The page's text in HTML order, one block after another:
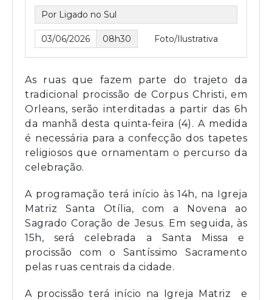
Por Ligado no Sul
03/06/2026 08h30 Foto/Ilustrativa
As ruas que fazem parte do trajeto da
tradicional procissão de Corpus Christi, em
Orleans, serão interditadas a partir das 6h
da manhã desta quinta-feira (4). A medida
é necessária para a confecção dos tapetes
religiosos que ornamentam o percurso da
celebração.
A programação terá início às 14h, na Igreja
Matriz Santa Otília, com a Novena ao
Sagrado Coração de Jesus. Em seguida, às
15h, será celebrada a Santa Missa e
procissão com o Santíssimo Sacramento
pelas ruas centrais da cidade.
A procissão terá início na Igreja Matriz e